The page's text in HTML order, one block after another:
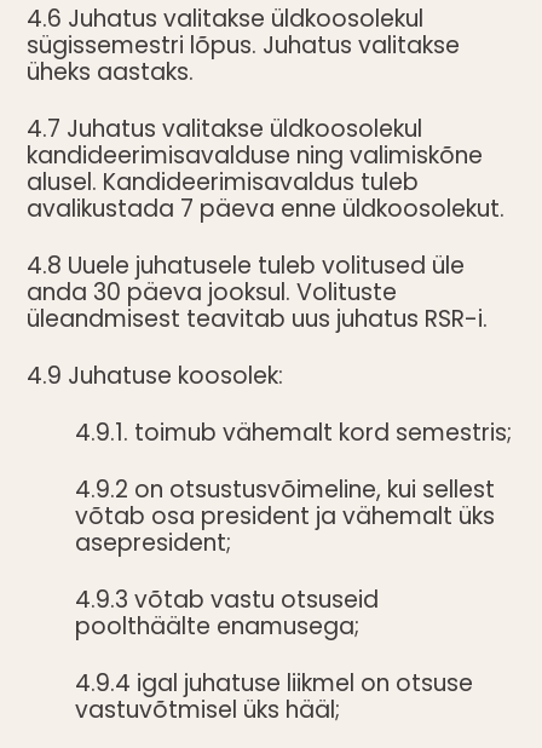
4.6 Juhatus valitakse üldkoosolekul
sügissemestri lõpus. Juhatus valitakse
üheks aastaks.
4.7 Juhatus valitakse üldkoosolekul
kandideerimisavalduse ning valimiskõne
alusel. Kandideerimisavaldus tuleb
avalikustada 7 päeva enne üldkoosolekut.
4.8 Uuele juhatusele tuleb volitused üle
anda 30 päeva jooksul. Volituste
üleandmisest teavitab uus juhatus RSR-i.
4.9 Juhatuse koosolek:
4.9.1. toimub vähemalt kord semestris;
4.9.2 on otsustusvõimeline, kui sellest
võtab osa president ja vähemalt üks
asepresident;
4.9.3 võtab vastu otsuseid
poolthäälte enamusega;
4.9.4 igal juhatuse liikmel on otsuse
vastuvõtmisel üks hääl;